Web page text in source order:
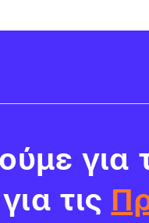
για
τις